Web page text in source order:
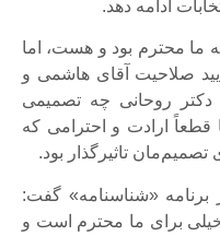
ادامه دهد.
ما محترم بود و هست، اما
صلاحیت آقای هاشمی و
دکتر روحانی چه تصمیمی
ارادت و احترامی که
تاثیرگذار بود.
«شناسنامه» گفت:
برای ما محترم است و